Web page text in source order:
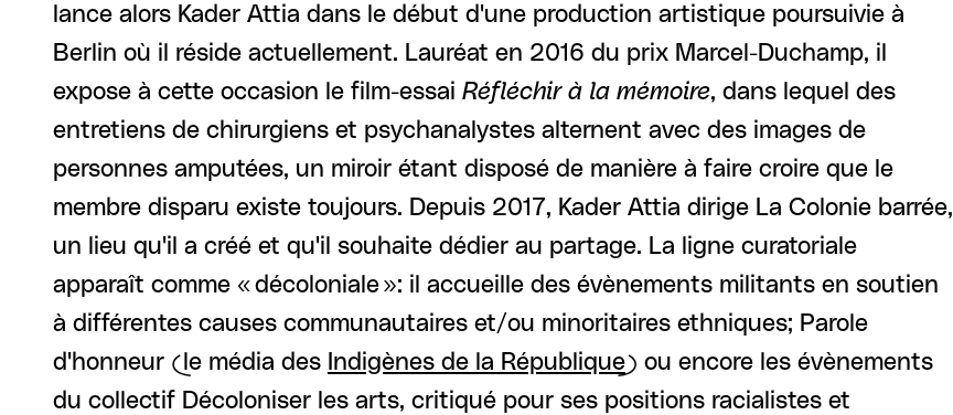
lance alors Kader Attia dans le début d'une production artistique poursuivie à
Berlin où il réside actuellement. Lauréat en 2016 du prix Marcel-Duchamp, il
expose à cette occasion le film-essai Réfléchir à la mémoire, dans lequel des
entretiens de chirurgiens et psychanalystes alternent avec des images de
personnes amputées, un miroir étant disposé de manière à faire croire que le
membre disparu existe toujours. Depuis 2017, Kader Attia dirige La Colonie barrée,
un lieu qu'il a créé et qu'il souhaite dédier au partage. La ligne curatoriale
apparaît comme « décoloniale »: il accueille des évènements militants en soutien
à différentes causes communautaires et/ou minoritaires ethniques; Parole
d'honneur (le média des Indigènes de la République) ou encore les évènements
du collectif Décoloniser les arts, critiqué pour ses positions racialistes et